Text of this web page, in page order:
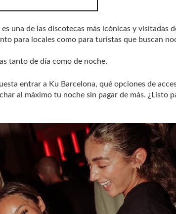
una de las discotecas más icónicas y visitadas
para locales como para turistas que buscan
tanto de día como de noche.
entrar a Ku Barcelona, qué opciones de
al máximo tu noche sin pagar de más. ¿Listo